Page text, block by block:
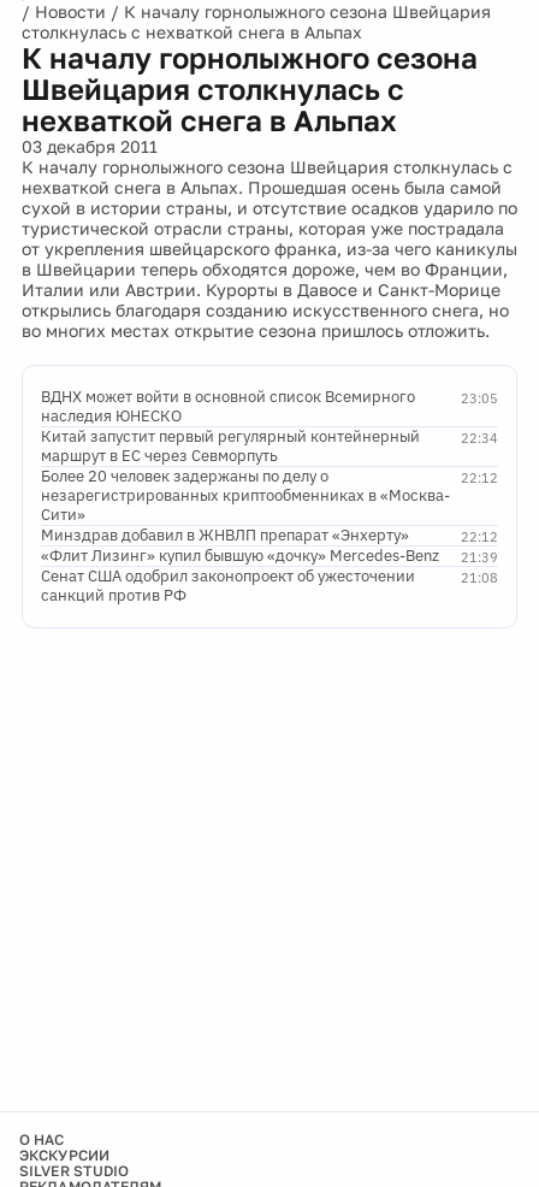
/ Новости / К началу горнолыжного сезона Швейцария
столкнулась с нехваткой снега в Альпах
К началу горнолыжного сезона
Швейцария столкнулась с
нехваткой снега в Альпах
03 декабря 2011
К началу горнолыжного сезона Швейцария столкнулась с
нехваткой снега в Альпах. Прошедшая осень была самой
сухой в истории страны, и отсутствие осадков ударило по
туристической отрасли страны, которая уже пострадала
от укрепления швейцарского франка, из-за чего каникулы
в Швейцарии теперь обходятся дороже, чем во Франции,
Италии или Австрии. Курорты в Давосе и Санкт-Морице
открылись благодаря созданию искусственного снега, но
во многих местах открытие сезона пришлось отложить.
23:05
ВДНХ может войти в основной список Всемирного
наследия ЮНЕСКО
22:34
Китай запустит первый регулярный контейнерный
маршрут в ЕС через Севморпуть
22:12
Более 20 человек задержаны по делу о
незарегистрированных криптообменниках в «Москва-
Сити»
22:12
Минздрав добавил в ЖНВЛП препарат «Энхерту»
21:39
«Флит Лизинг» купил бывшую «дочку» Mercedes-Benz
21:08
Сенат США одобрил законопроект об ужесточении
санкций против РФ
О НАС
ЭКСКУРСИИ
SILVER STUDIO